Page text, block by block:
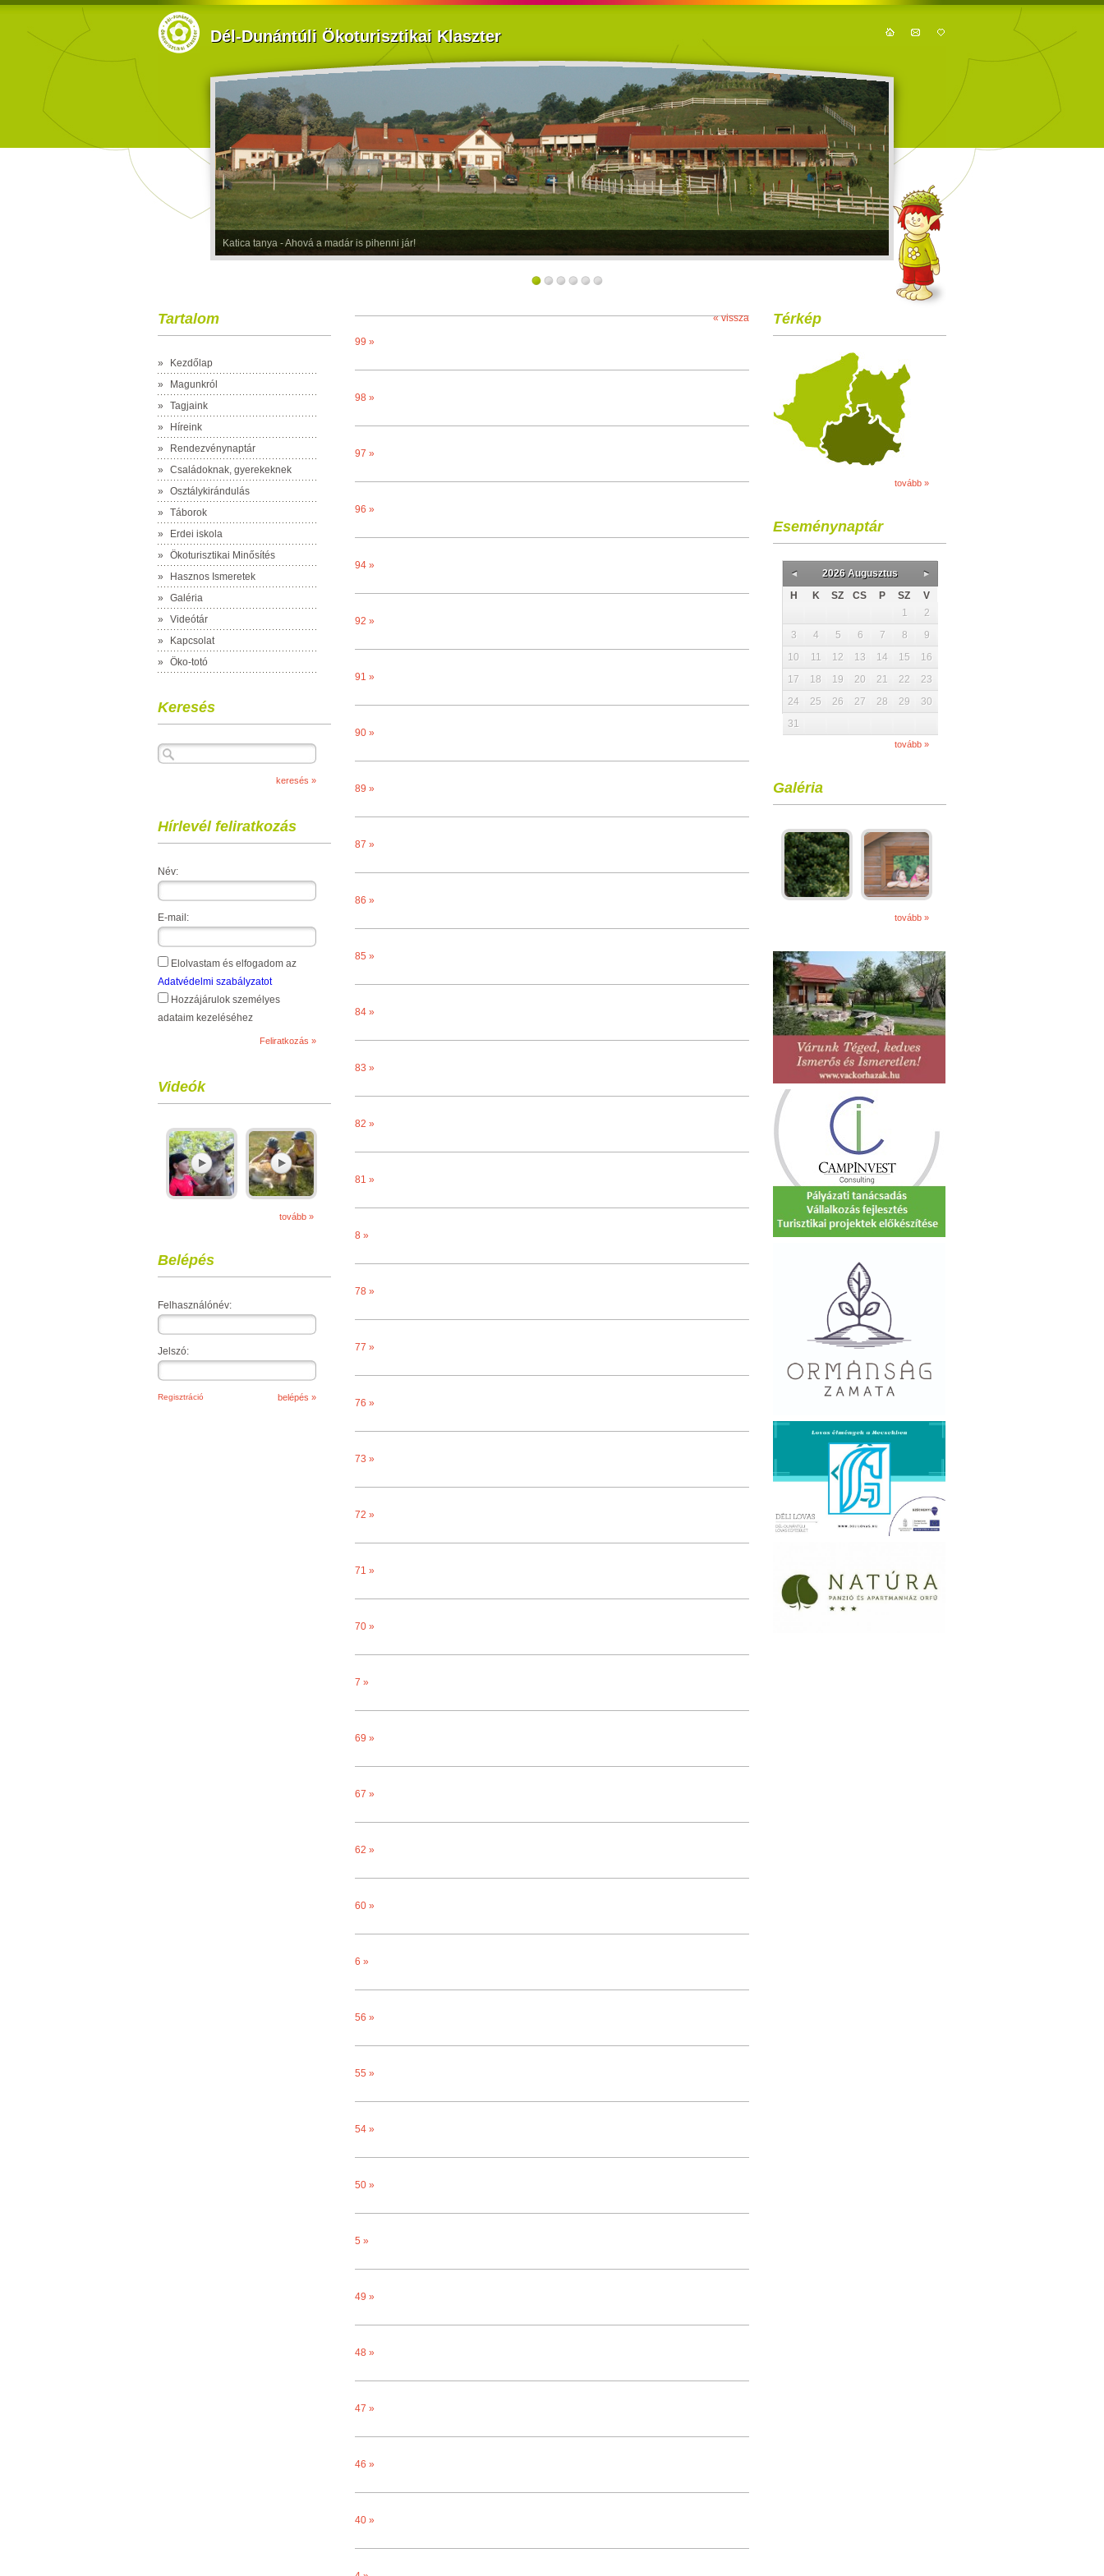
Dél-Dunántúli Ökoturisztikai Klaszter
Hotel Kardosfa***- A Csillagos Égbolt szállodája
Tartalom
»
Kezdőlap
»
Magunkról
»
Tagjaink
»
Híreink
»
Rendezvénynaptár
»
Családoknak, gyerekeknek
»
Osztálykirándulás
»
Táborok
»
Erdei iskola
»
Ökoturisztikai Minősítés
»
Hasznos Ismeretek
»
Galéria
»
Videótár
»
Kapcsolat
»
Öko-totó
Keresés
Hírlevél feliratkozás
Név:
E-mail:
Elolvastam és elfogadom az
Adatvédelmi szabályzatot
Hozzájárulok személyes
adataim kezeléséhez
Videók
tovább »
Belépés
Felhasználónév:
Jelszó:
Regisztráció
« vissza
99 »
98 »
97 »
96 »
94 »
92 »
91 »
90 »
89 »
87 »
86 »
85 »
84 »
83 »
82 »
81 »
8 »
78 »
77 »
76 »
73 »
72 »
71 »
70 »
7 »
69 »
67 »
62 »
60 »
6 »
56 »
55 »
54 »
50 »
5 »
49 »
48 »
47 »
46 »
40 »
Térkép
tovább »
Eseménynaptár
2026 Augusztus
H
K SZ CS P SZ
V
1
2
3
4 5 6 7 8
9
10
11 12 13 14 15
16
17
18 19 20 21 22
23
24
25 26 27 28 29
30
31
tovább »
Galéria
tovább »